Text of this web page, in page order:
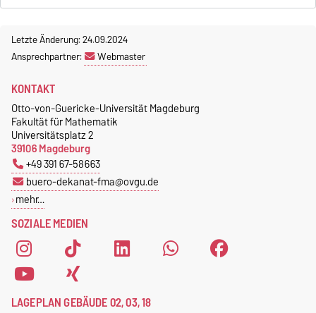
Letzte Änderung: 24.09.2024
Ansprechpartner:
Webmaster
SOZIALE MEDIEN
KONTAKT
Otto-von-Guericke-Universität Magdeburg
Fakultät für Mathematik
Universitätsplatz 2
39106 Magdeburg
+49 391 67-58663
buero-dekanat-fma@ovgu.de
mehr…
LAGEPLAN GEBÄUDE 02, 03, 18